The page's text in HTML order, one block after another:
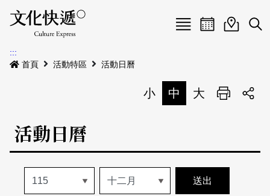
Menu
最新公告
本期專題
歷史專題
活動特區
活動列表
關於我們
活動日曆活動地圖
展
:::
首頁
活動特區 活動日曆
小 中 大 列印
活動日曆